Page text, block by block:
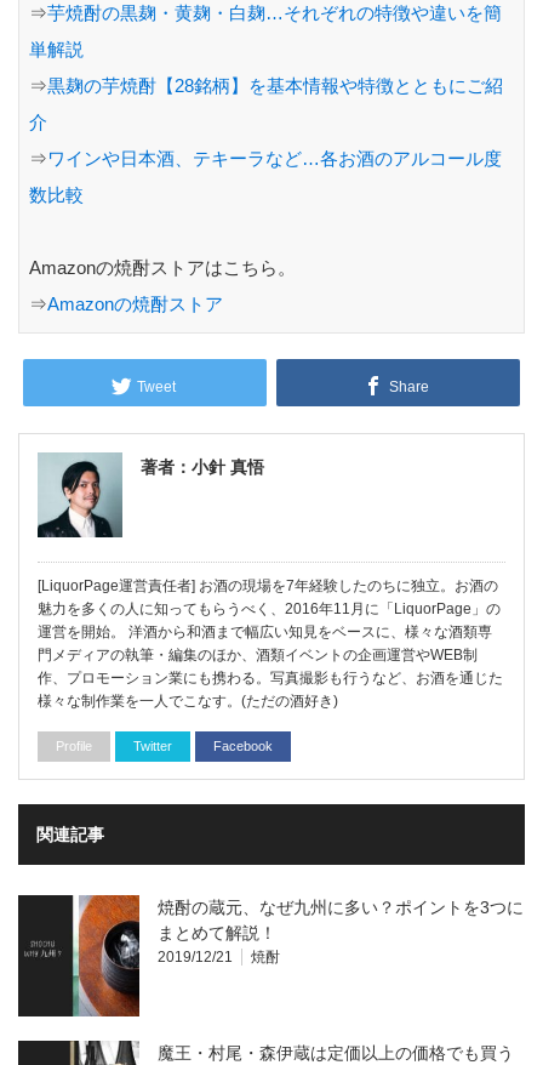
⇒芋焼酎の黒麹・黄麹・白麹…それぞれの特徴や違いを簡
単解説
⇒黒麹の芋焼酎【28銘柄】を基本情報や特徴とともにご紹
介
⇒ワインや日本酒、テキーラなど…各お酒のアルコール度
数比較
Amazonの焼酎ストアはこちら。
⇒Amazonの焼酎ストア
Tweet Share
著者：小針 真悟
[LiquorPage運営責任者] お酒の現場を7年経験したのちに独立。お酒の
魅力を多くの人に知ってもらうべく、2016年11月に「LiquorPage」の
運営を開始。 洋酒から和酒まで幅広い知見をベースに、様々な酒類専
門メディアの執筆・編集のほか、酒類イベントの企画運営やWEB制
作、プロモーション業にも携わる。写真撮影も行うなど、お酒を通じた
様々な制作業を一人でこなす。(ただの酒好き)
Profile Twitter Facebook
関連記事
焼酎の蔵元、なぜ九州に多い？ポイントを3つに
まとめて解説！
2019/12/21 焼酎
魔王・村尾・森伊蔵は定価以上の価格でも買う